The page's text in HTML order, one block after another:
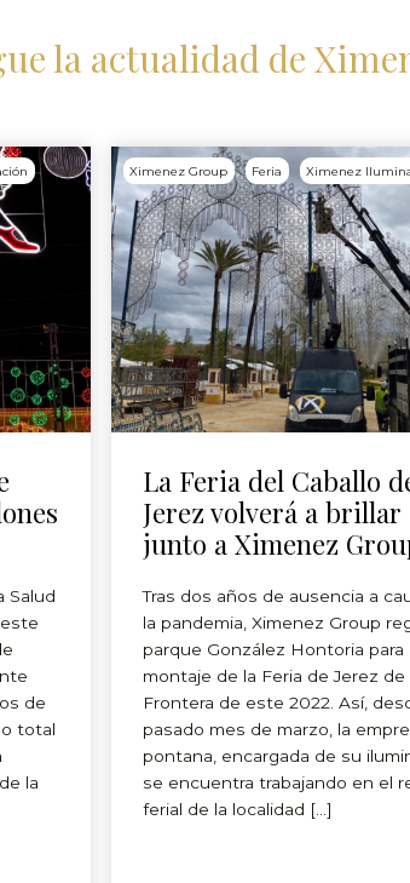
la actualidad de
Salud
de
total
la
Ximenez Group Feria Ximenez
La Feria del Caballo
Jerez volverá a brillar
junto a Ximenez
Tras dos años de ausencia a
la pandemia, Ximenez Group
parque González Hontoria para
montaje de la Feria de Jerez de
Frontera de este 2022. Así,
pasado mes de marzo, la
pontana, encargada de su
se encuentra trabajando en el
ferial de la localidad […]